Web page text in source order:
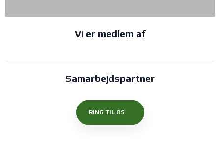
Vi er medlem af
Samarbejdspartner
RING TIL OS